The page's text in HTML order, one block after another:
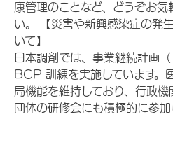
康管理のことなど、どうぞお
い。 【災害や新興感染症の発
いて】
日本調剤では、事業継続計画
BCP 訓練を実施しています。
局機能を維持しており、行政
団体の研修会にも積極的に参加